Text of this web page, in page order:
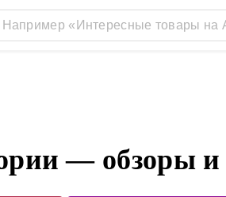
— обзоры